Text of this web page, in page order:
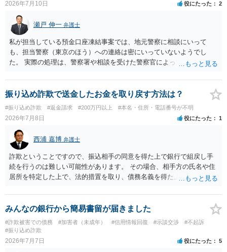
2026年7月10日 役にたった 2
瀬戸 伸一 弁護士
私が担当している預金口座凍結事案では、地元警察に相談にいって
も、担当警察（東京のほう）への連絡は密にいっていないようでし
た。 実際の処理は、警察署や相談を受けた警察官によってだいぶ変わ
いて弁護士に依頼を検討されてください。
振り込め詐欺で送金したお金を取り戻す方法は？
#振り込め詐欺 #返金請求 #200万円以上 #本名・住所・電話番号が不明
2026年7月8日 役にたった 1
西浦 嘉博 弁護士
詐欺ということですので、振込相手の同意を得た上で銀行で組戻し手
続を行うのは難しい可能性があります。 その場合、相手方の氏名や住
居所を特定した上で、法的措置を取り、債務名義を得た上で、金員を
間、費用、労力を要し、仮に相談者さんの主張が認められ、裁判所か
ら判決等の債務名義を得たとしても、相手方が無資力の場合は回収が
できないというリスクがあることに留意ください。 どれだけの手続を
行うのか、どこまでの回収見込みがあるのかを含め、まずは最寄りの
法律事務所で相談されることをお勧めします。
みんなの銀行から簡易書留が届きました
#詐欺被害での債務 #加害者（未成年） #信用情報回復 #示談交渉
#不起訴
#振り込め詐欺
2026年7月7日 役にたった 5